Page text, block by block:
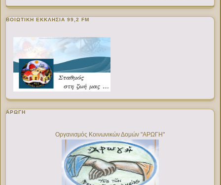
ΒΟΙΩΤΙΚΉ ΕΚΚΛΗΣΊΑ 99,2 FM
ΑΡΩΓΗ
Οργανισμός Κοινωνικών Δομών "ΑΡΩΓΗ"